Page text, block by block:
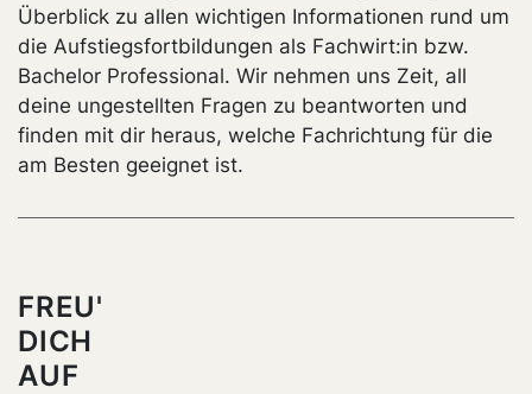
Überblick zu allen wichtigen Informationen rund um
die Aufstiegsfortbildungen als Fachwirt:in bzw.
Bachelor Professional. Wir nehmen uns Zeit, all
deine ungestellten Fragen zu beantworten und
finden mit dir heraus, welche Fachrichtung für die
am Besten geeignet ist.
FREU'
DICH
AUF